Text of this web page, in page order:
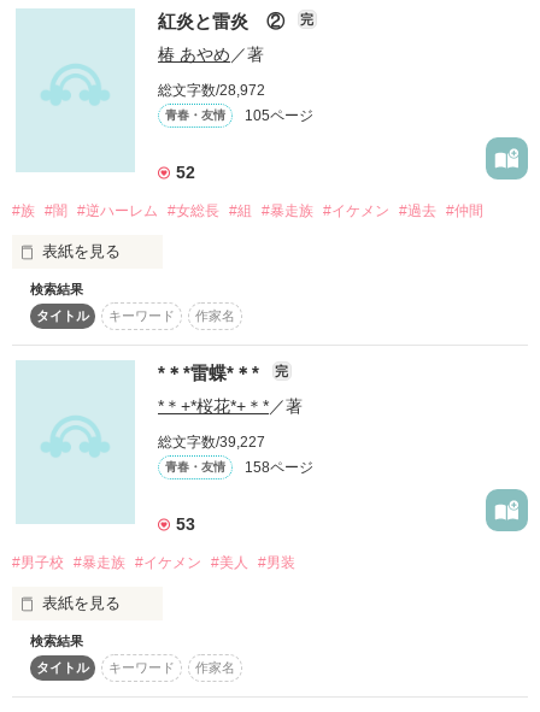
(Q ))  ><ヨヨ　皆さん文才ですね！
＊リーナ＊様、巫月～Ｈｕｚｕｋｉ～様、素敵すぎるレビュー
ありがとうございます(>_<)！凄く嬉しいです(^^)/
読者数440名突破！！wow...目んたま飛び出るかと思った…
◇・◆・◇・◆・◇・◆・◇・◆・◇・◆
更新が遅くなるかもしれませんが、宜しくお願いします！
男子校だった！！
紅炎<こうえん>第十代目総長
平川　美樹
ー・ー・ー・ー・ー・ー・ー・ー
雷炎<らいえん>の総長
東城　陣
この先、出会うふたりの結末はー？
初めまして！
この作品は私の初めての作品です。
完結作品です！
長い時間をかけて、やっと完結しました。
紅炎と雷炎 ② 完
椿 あやめ ／著
総文字数/28,972
青春・友情 105ページ
52
#族 #闇 #逆ハーレム #女総長 #組 #暴走族 #イケメン #過去 #仲間
表紙を見る
文化祭では、大成功した美樹たち。
これから起こる体育祭はどうなる…？
そして、美樹は、陣は、晃は、陽は、翔は、千尋は、これから
どうなるのか!!!
作品を読む
検索結果
タイトル
キーワード 作家名
*＊*雷蝶*＊* 完
*＊+*桜花*+＊*／著
総文字数/39,227
青春・友情 158ページ
53
#男子校 #暴走族 #イケメン #美人 #男装
表紙を見る
最強不良と呼ばれる雷蝶は女？！
検索結果
タイトル
キーワード 作家名